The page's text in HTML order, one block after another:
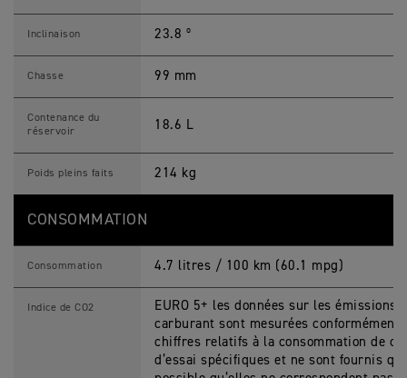
Inclinaison 23.8 º
Chasse 99 mm
Contenance du
réservoir
18.6 L
Poids pleins faits 214 kg
CONSOMMATION
Consommation 4.7 litres / 100 km (60.1 mpg)
Indice de CO2
EURO 5+ les données sur les émissions
carburant sont mesurées
chiffres relatifs à la consommation de
d’essai spécifiques et ne sont fournis